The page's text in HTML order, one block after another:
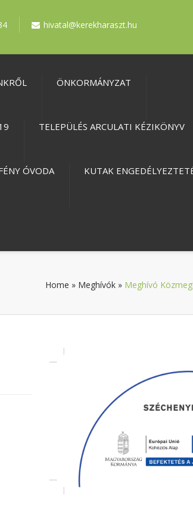
hivatal@kerekharaszt.hu
ÖNKORMÁNYZAT
TELEPÜLÉS ARCULATI KÉZIKÖNYV
ÓVODA KUTAK
Home » Meghívók » Meghívó